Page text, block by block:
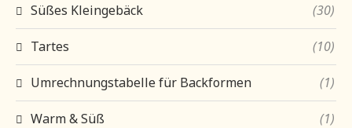
Süßes Kleingebäck (30)
Tartes (10)
Umrechnungstabelle für Backformen (1)
Warm & Süß (1)